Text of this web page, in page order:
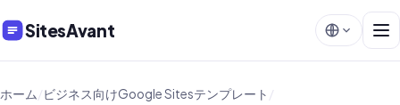
SitesAvant
ホーム / ビジネス向けGoogle Sitesテンプレート /